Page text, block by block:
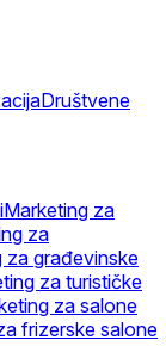
Društvene
Marketing za
za
za građevinske
za turističke
za salone
frizerske salone